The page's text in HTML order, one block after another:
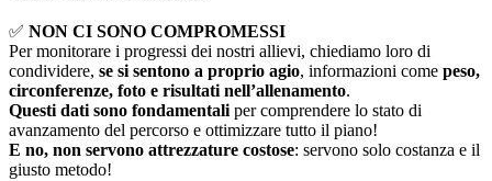
✅ NON CI SONO COMPROMESSI
Per monitorare i progressi dei nostri allievi, chiediamo loro di
condividere, se si sentono a proprio agio, informazioni come peso,
circonferenze, foto e risultati nell’allenamento.
Questi dati sono fondamentali per comprendere lo stato di
avanzamento del percorso e ottimizzare tutto il piano!
E no, non servono attrezzature costose: servono solo costanza e il
giusto metodo!